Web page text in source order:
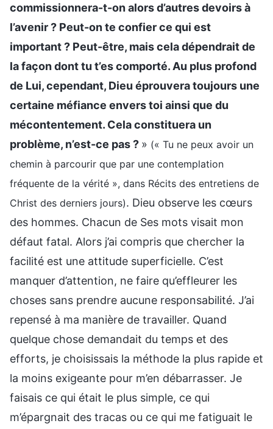
commissionnera-t-on alors d’autres devoirs à
l’avenir ? Peut-on te confier ce qui est
important ? Peut-être, mais cela dépendrait de
la façon dont tu t’es comporté. Au plus profond
de Lui, cependant, Dieu éprouvera toujours une
certaine méfiance envers toi ainsi que du
mécontentement. Cela constituera un
problème, n’est-ce pas ? » (« Tu ne peux avoir un
chemin à parcourir que par une contemplation
fréquente de la vérité », dans Récits des entretiens de
Christ des derniers jours). Dieu observe les cœurs
des hommes. Chacun de Ses mots visait mon
défaut fatal. Alors j’ai compris que chercher la
facilité est une attitude superficielle. C’est
manquer d’attention, ne faire qu’effleurer les
choses sans prendre aucune responsabilité. J’ai
repensé à ma manière de travailler. Quand
quelque chose demandait du temps et des
efforts, je choisissais la méthode la plus rapide et
la moins exigeante pour m’en débarrasser. Je
faisais ce qui était le plus simple, ce qui
m’épargnait des tracas ou ce qui me fatiguait le